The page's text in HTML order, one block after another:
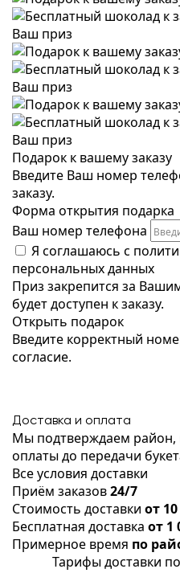
Ваш приз
Ваш приз
Ваш приз
Подарок к вашему заказу
Введите Ваш номер
заказу.
Форма открытия подарка
Ваш номер телефона
Я соглашаюсь с
персональных данных
Приз закрепится за
будет доступен к заказу.
Открыть подарок
Введите корректный
согласие.
Доставка и оплата
Мы подтверждаем район,
оплаты до передачи
Все условия доставки
Приём заказов24/7
Стоимость доставки от
Бесплатная доставка от 1
Примерное время по
Тарифы доставки